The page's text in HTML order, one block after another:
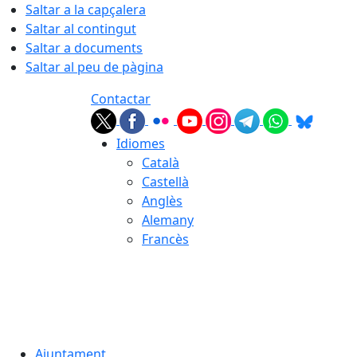
Saltar a la capçalera
Saltar al contingut
Saltar a documents
Saltar al peu de pàgina
Contactar
Idiomes
Català
Castellà
Anglès
Alemany
Francès